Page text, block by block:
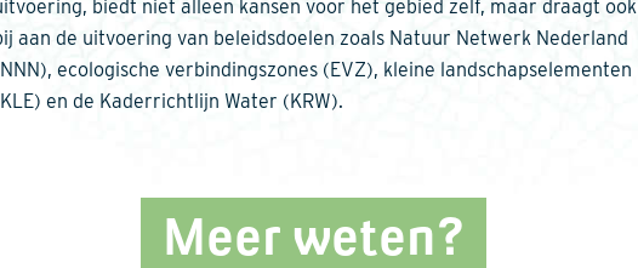
biedt niet alleen kansen voor het gebied zelf, maar draagt ook
aan de uitvoering van beleidsdoelen zoals Natuur Netwerk Nederland
ecologische verbindingszones (EVZ), kleine landschapselementen
en de Kaderrichtlijn Water (KRW).
Meer weten?